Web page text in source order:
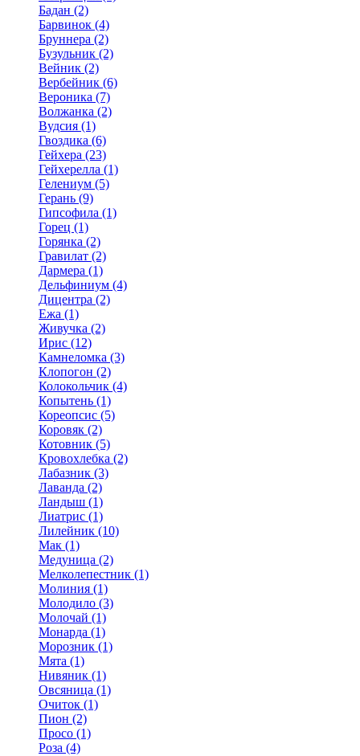
Бадан (2)
Барвинок (4)
Бруннера (2)
Бузульник (2)
Вейник (2)
Вербейник (6)
Вероника (7)
Волжанка (2)
Вудсия (1)
Гвоздика (6)
Гейхера (23)
Гейхерелла (1)
Гелениум (5)
Герань (9)
Гипсофила (1)
Горец (1)
Горянка (2)
Гравилат (2)
Дармера (1)
Дельфиниум (4)
Дицентра (2)
Ежа (1)
Живучка (2)
Ирис (12)
Камнеломка (3)
Клопогон (2)
Колокольчик (4)
Копытень (1)
Кореопсис (5)
Коровяк (2)
Котовник (5)
Кровохлебка (2)
Лабазник (3)
Лаванда (2)
Ландыш (1)
Лиатрис (1)
Лилейник (10)
Мак (1)
Медуница (2)
Мелколепестник (1)
Молиния (1)
Молодило (3)
Молочай (1)
Монарда (1)
Морозник (1)
Мята (1)
Нивяник (1)
Овсяница (1)
Очиток (1)
Пион (2)
Просо (1)
Роза (4)